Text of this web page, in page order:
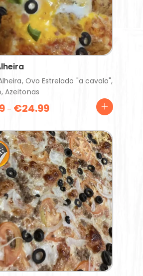
Ovo Estrelado "a cavalo",
Azeitonas
– €24.99